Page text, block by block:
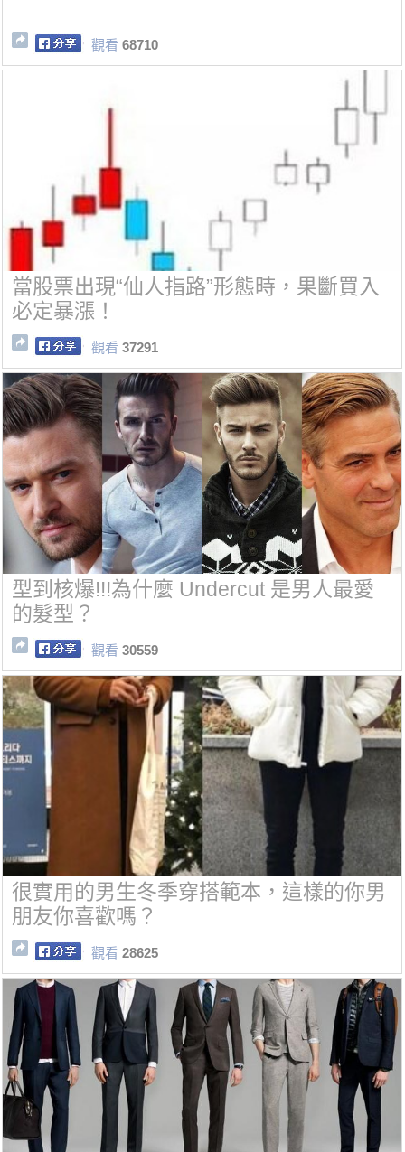
觀看 68710
當股票出現“仙人指路”形態時，果斷買入
必定暴漲！
觀看 37291
型到核爆!!!為什麼 Undercut 是男人最愛
的髮型？
觀看 30559
很實用的男生冬季穿搭範本，這樣的你男
朋友你喜歡嗎？
觀看 28625